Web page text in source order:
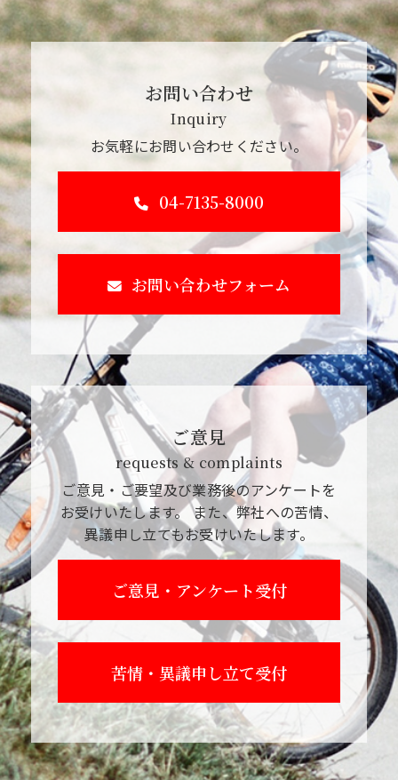
お問い合わせ
Inquiry
お気軽にお問い合わせください。
04-7135-8000
お問い合わせフォーム
ご意見
requests & complaints
ご意見・ご要望及び業務後のアンケートを
お受けいたします。また、弊社への苦情、
異議申し立てもお受けいたします。
ご意見・アンケート受付
苦情・異議申し立て受付